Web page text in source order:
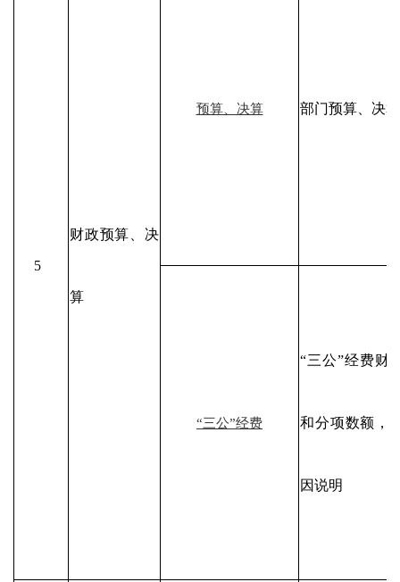
5
财政预算、决
算
预算、决算 部门预算、决
“三公”经费
“三公”经费财
和分项数额，
因说明